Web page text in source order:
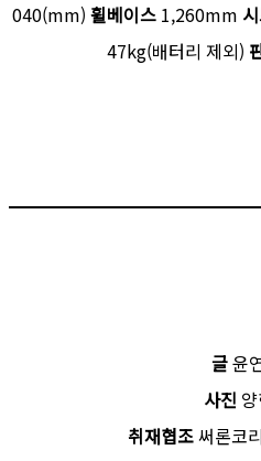
040(mm) 휠베이스 1,260mm
47kg(배터리 제외)
글윤
사진
취재협조써론코